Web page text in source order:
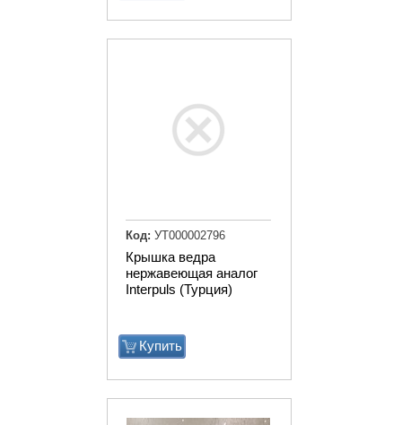
Крышка ведра
нержавеющая аналог
Interpuls (Турция)
Купить
Код: УТ000002796